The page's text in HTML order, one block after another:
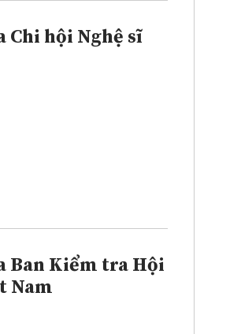
Chi hội Nghệ sĩ
Ban Kiểm tra Hội
Nam